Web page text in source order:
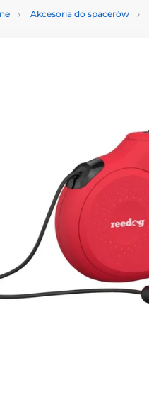
Akcesoria do spacerów